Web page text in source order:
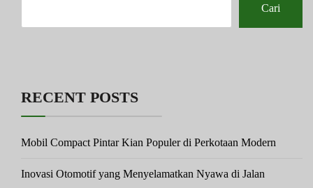
Cari
RECENT POSTS
Mobil Compact Pintar Kian Populer di Perkotaan Modern
Inovasi Otomotif yang Menyelamatkan Nyawa di Jalan